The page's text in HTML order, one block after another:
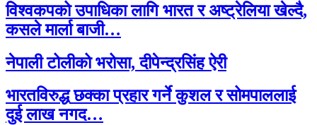
विश्वकपको उपाधिका लागि भारत र अष्ट्रेलिया खेल्दै,
कसले मार्ला बाजी…
नेपाली टोलीको भरोसा, दीपेन्द्रसिंह ऐरी
भारतविरुद्ध छक्का प्रहार गर्ने कुशल र सोमपाललाई
दुई लाख नगद…